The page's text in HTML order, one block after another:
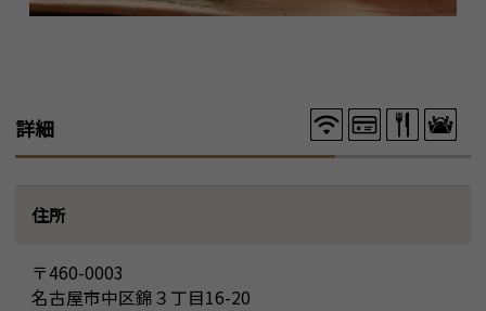
詳細
住所
〒460-0003
名古屋市中区錦３丁目16-20